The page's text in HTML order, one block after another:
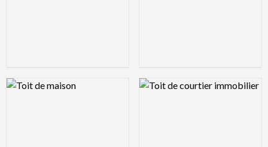
Logo Preview Image Logo Preview Image